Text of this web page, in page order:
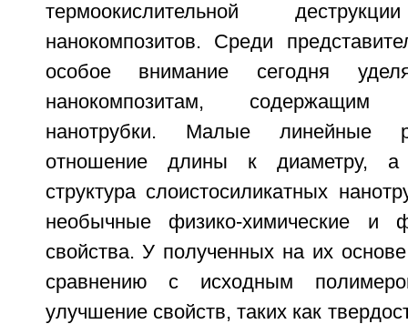
термоокислительной
нанокомпозитов. Среди
особое внимание сегодня
нанокомпозитам, содержащим
нанотрубки. Малые линейные
отношение длины к диаметру, а
структура слоистосиликатных
необычные физико-химические и
свойства. У полученных на их
сравнению с исходным
улучшение свойств, таких как